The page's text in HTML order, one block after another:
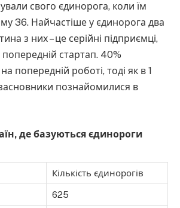
свого єдинорога, коли їм
36. Найчастіше у єдинорога два
з них – це серійні підприємці,
попередній стартап. 40%
попередній роботі, тоді як в 1
познайомилися в
де базуються єдинороги
Кількість єдинорогів
625